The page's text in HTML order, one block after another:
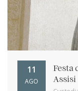
11
AGO
Festa
Assisi